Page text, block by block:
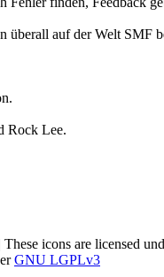
überall auf der Welt SMF
Rock Lee.
icons are licensed
GNU LGPLv3